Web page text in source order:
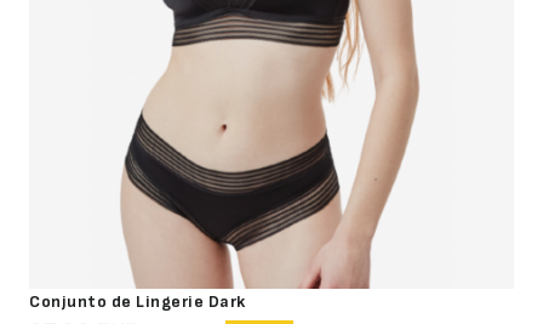
Conjunto de Lingerie Dark